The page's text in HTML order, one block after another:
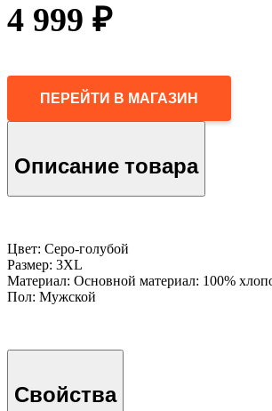
4 999 ₽
ПЕРЕЙТИ В МАГАЗИН
Описание товара
Цвет: Серо-голубой
Размер: 3XL
Материал: Основной материал: 100%
Пол: Мужской
Свойства